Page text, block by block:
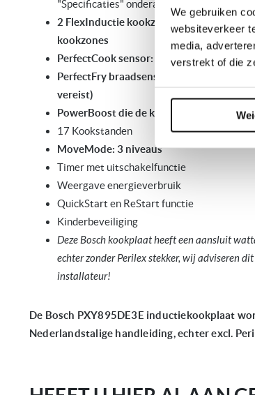
We gebruiken
websiteverkeer
media,
verstrekt of die
"Specificaties" onderaan de pagina)
2 FlexInductie kookzones voor meer
kookzones
PerfectCook sensor: voorkomt overkoken
PerfectFry braadsensor: nooit meer
vereist)
PowerBoost die de kooktijd tot 50%
17 Kookstanden
MoveMode: 3 niveaus
Timer met uitschakelfunctie
Weergave energieverbruik
QuickStart en ReStart functie
Kinderbeveiliging
Deze Bosch kookplaat heeft een aansluit
echter zonder Perilex stekker, wij adviseren
installateur!
De Bosch PXY895DE3E inductiekookplaat
Nederlandstalige handleiding, echter excl.